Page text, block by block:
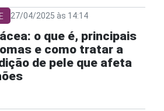
27/04/2025 às 14:14
o que é, principais
e como tratar a
de pele que afeta